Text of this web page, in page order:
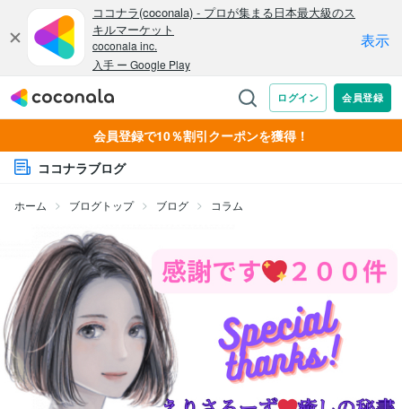
会員登録で10％割引クーポンを獲得！
ココナラブログ
ホーム ブログトップ ブログ コラム